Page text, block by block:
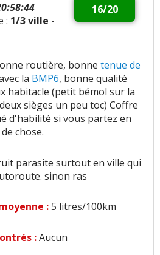
16/20
: 1/3 ville -
routière, bonne tenue de
la BMP6, bonne qualité
habitacle (petit bémol sur la
sièges un peu toc) Coffre
d'habilité si vous partez en
chose.
parasite surtout en ville qui
sinon ras
:5 litres/100km
:Aucun